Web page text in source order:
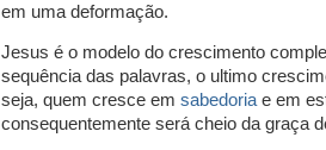
em uma deformação.
Jesus é o modelo do crescimento
sequência das palavras, o ultimo
seja, quem cresce em sabedoriae em
consequentemente será cheio da graça